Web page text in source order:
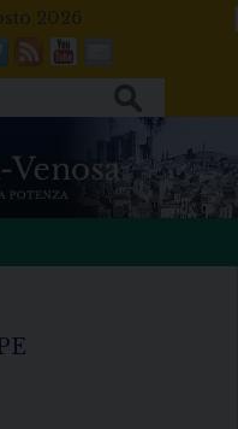
2026
FeedsYoutube
Mail